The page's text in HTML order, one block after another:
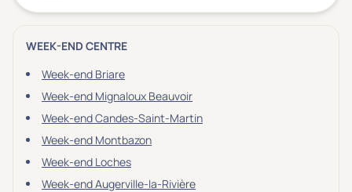
WEEK-END CENTRE
Week-end Briare
Week-end Mignaloux Beauvoir
Week-end Candes-Saint-Martin
Week-end Montbazon
Week-end Loches
Week-end Augerville-la-Rivière